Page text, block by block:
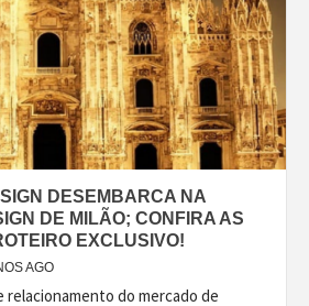
DESEMBARCA NA
DE MILÃO; CONFIRA AS
EXCLUSIVO!
AGO
relacionamento do mercado de